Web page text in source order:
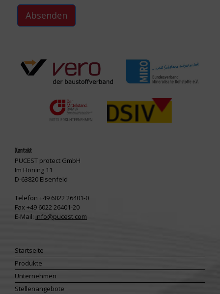
Absenden
Kontakt
PUCEST protect GmbH
Im Höning 11
D-63820 Elsenfeld
Telefon +49 6022 26401-0
Fax +49 6022 26401-20
E-Mail: info@pucest.com
Startseite
Produkte
Unternehmen
Stellenangebote